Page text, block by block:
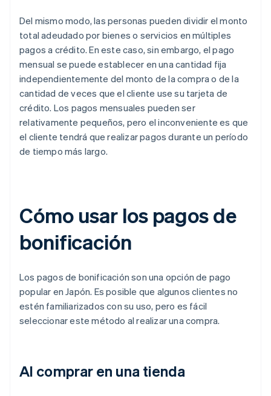
Del mismo modo, las personas pueden dividir el monto
total adeudado por bienes o servicios en múltiples
pagos a crédito. En este caso, sin embargo, el pago
mensual se puede establecer en una cantidad fija
independientemente del monto de la compra o de la
cantidad de veces que el cliente use su tarjeta de
crédito. Los pagos mensuales pueden ser
relativamente pequeños, pero el inconveniente es que
el cliente tendrá que realizar pagos durante un período
de tiempo más largo.
Cómo usar los pagos de
bonificación
Los pagos de bonificación son una opción de pago
popular en Japón. Es posible que algunos clientes no
estén familiarizados con su uso, pero es fácil
seleccionar este método al realizar una compra.
Al comprar en una tienda